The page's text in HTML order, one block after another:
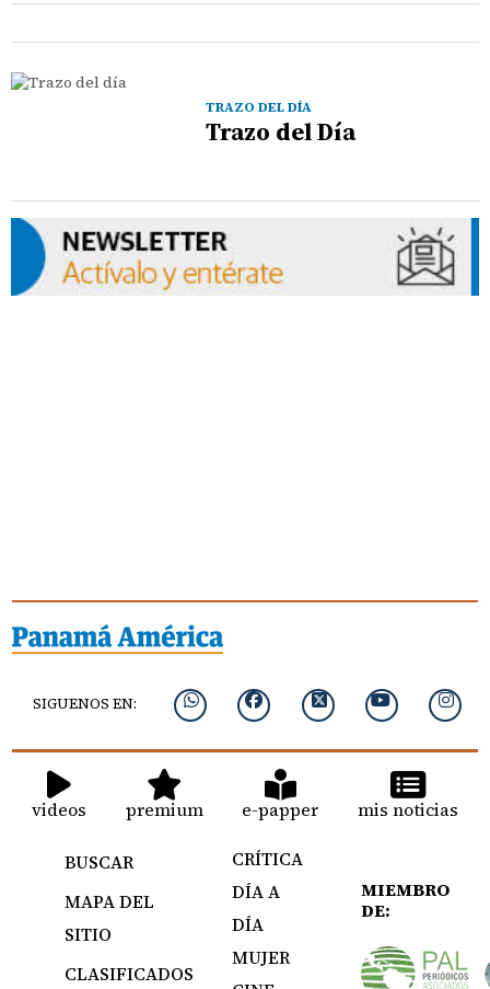
TRAZO DEL DÍA
Trazo del Día
SIGUENOS EN:
videos premium e-papper mis noticias
BUSCAR
MAPA DEL
SITIO
CLASIFICADOS
CRÍTICA
DÍA A
DÍA
MUJER
MIEMBRO
DE: